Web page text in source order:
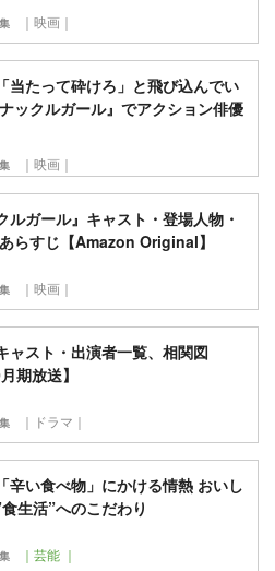
｜映画｜
当たって砕けろ」と飛び込んでい
ックルガール』でアクション俳優
｜映画｜
ルガール』キャスト・登場人物・
らすじ【Amazon Original】
｜映画｜
ャスト・出演者一覧、相関図
期放送】
｜ドラマ｜
辛い食べ物」にかける情熱 おいし
生活”へのこだわり
｜芸能 ｜